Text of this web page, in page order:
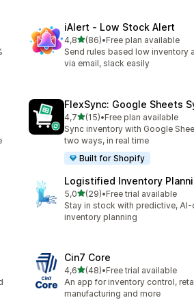
iAlert ‑ Low Stock Alert
4,8av 5 stjerner
(86)
Totalt 86 omtaler
•Free plan available
Send rules based low inventory
via email, slack easily
FlexSync: Google Sheets
4,7av 5 stjerner
(15)
Totalt 15 omtaler
•Free plan available
Sync inventory with Google
two ways, in real time
Built for Shopify
Logistified Inventory
5,0av 5 stjerner
(29)
Totalt 29 omtaler
•Free trial available
Stay in stock with predictive, AI-
inventory planning
Cin7 Core
4,6av 5 stjerner
(48)
Totalt 48 omtaler
•Free trial available
An app for inventory control,
manufacturing and more